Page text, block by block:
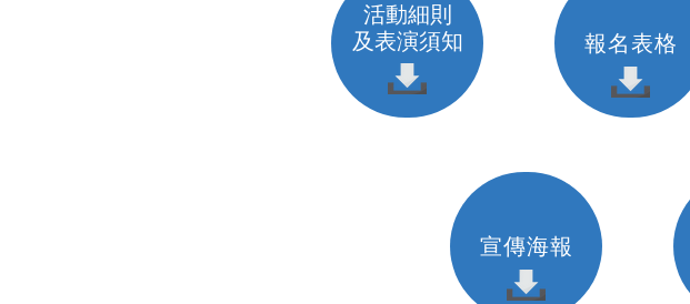
活動細則
及表演須知
報名表格
宣傳海報